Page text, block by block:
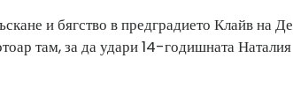
и бягство в предградието Клайв на Де
там, за да удари 14-годишната Наталия